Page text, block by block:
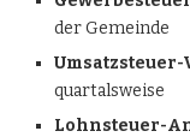
der Gemeinde
quartalsweise
Lohnsteuer-